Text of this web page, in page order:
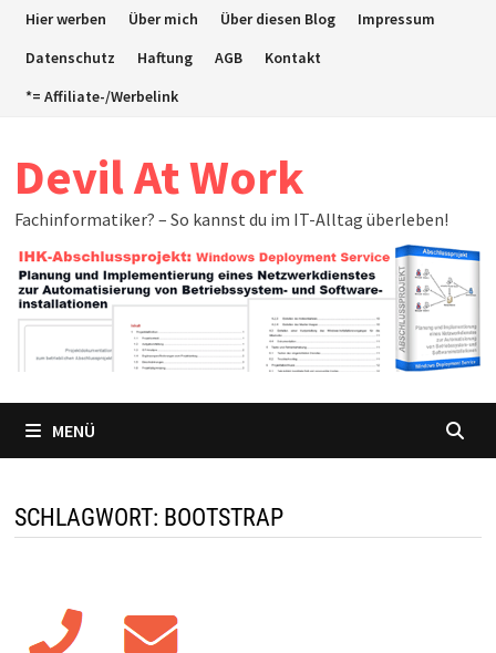
ZumHier werben Über mich Über diesen Blog
Impressum
Datenschutz
Haftung AGB
Kontakt
*= Affiliate-/Werbelink
Devil At Work
Fachinformatiker? – So kannst du im IT-Alltag überleben!
MENÜ
SCHLAGWORT: BOOTSTRAP